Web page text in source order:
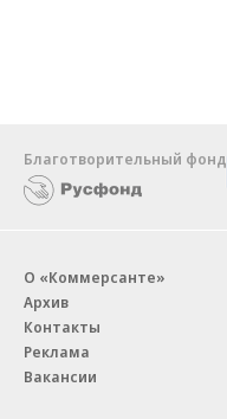
Благотворительный фонд
О «Коммерсанте»
Архив
Контакты
Реклама
Вакансии